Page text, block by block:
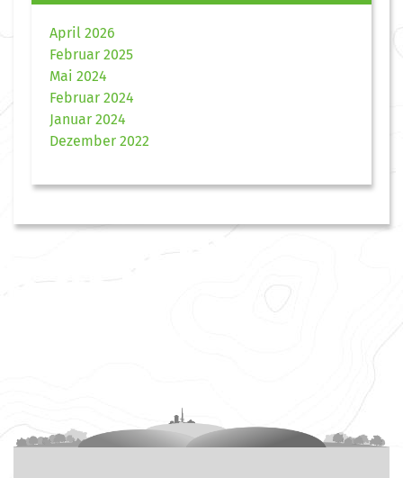
April 2026
Februar 2025
Mai 2024
Februar 2024
Januar 2024
Dezember 2022